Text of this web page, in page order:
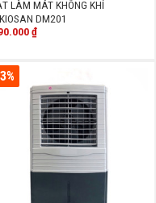
LÀM MÁT KHÔNG KHÍ
DM201
₫